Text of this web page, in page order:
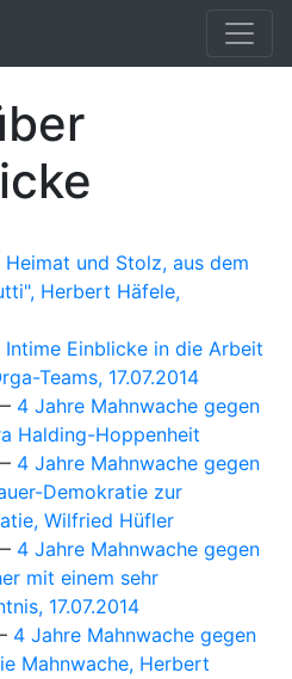
Heimat und Stolz, aus dem
Herbert Häfele,
Intime Einblicke in die Arbeit
Teams, 17.07.2014
4 Jahre Mahnwache gegen
Halding-Hoppenheit
4 Jahre Mahnwache gegen
Demokratie zur
Wilfried Hüfler
4 Jahre Mahnwache gegen
mit einem sehr
17.07.2014
4 Jahre Mahnwache gegen
Mahnwache, Herbert